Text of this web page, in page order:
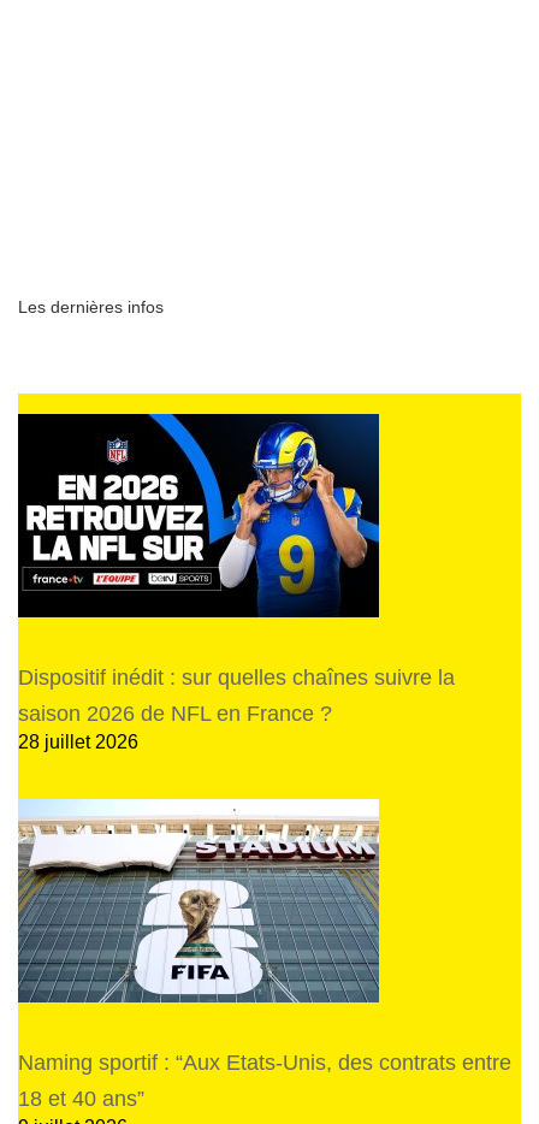
Les dernières infos
Dispositif inédit : sur quelles chaînes suivre la
saison 2026 de NFL en France ?
28 juillet 2026
Naming sportif : “Aux Etats-Unis, des contrats entre
18 et 40 ans”